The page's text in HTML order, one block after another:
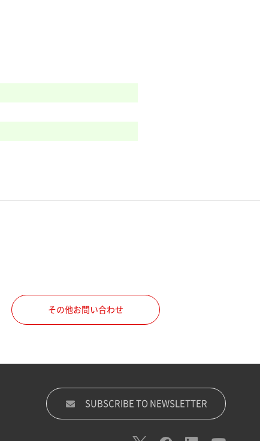
その他お問い合わせ
SUBSCRIBE TO NEWSLETTER